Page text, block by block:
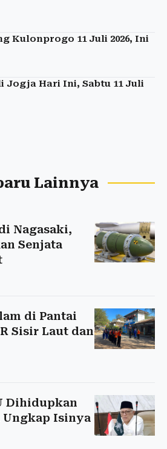
Kulonprogo 11 Juli 2026, Ini
Jogja Hari Ini, Sabtu 11 Juli
Lainnya
Nagasaki,
Senjata
di Pantai
Sisir Laut dan
Dihidupkan
Ungkap Isinya